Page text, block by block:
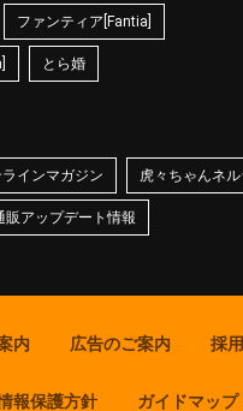
ファンティア[Fantia]
とら婚
ラインマガジン 虎々ちゃんネ
販アップデート情報
内 広告のご案内 採
報保護方針 ガイドマップ